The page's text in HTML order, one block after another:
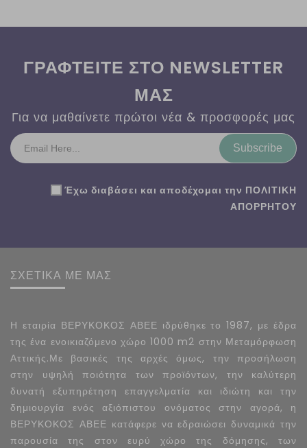
ΓΡΑΦΤΕΙΤΕ ΣΤΟ NEWSLETTER
ΜΑΣ
Για να μαθαίνετε πρώτοι νέα & προσφορές μας
Subscribe
Έχω διαβάσει και αποδέχομαι την ΠΟΛΙΤΙΚΗ
ΑΠΟΡΡΗΤΟΥ
ΣΧΕΤΙΚΑ ΜΕ ΜΑΣ
Η εταιρία ΒΕΡΥΚΟΚΟΣ ΑΒΕΕ ιδρύθηκε το 1987, με έδρα
της ένα ενοικιαζόμενο χώρο 1000 m2 στην Μεταμόρφωση
Αττικής.Με βασικές της αρχές όμως, την προσήλωση
στην υψηλή ποιότητα των προϊόντων, την καλύτερη
δυνατή εξυπηρέτηση επαγγελματία και ιδιώτη και την
δημιουργία ενός αξιόπιστου ονόματος στην αγορά, η
ΒΕΡΥΚΟΚΟΣ ΑΒΕΕ κατάφερε να εδραιώσει δυναμικά την
παρουσία της στον ευρύ χώρο της δόμησης, των